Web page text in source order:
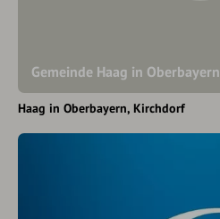
Gemeinde Haag in Oberbayern
Haag in Oberbayern Kirchdorf